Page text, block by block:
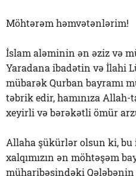
Möhtərəm həmvətənlərim!
İslam aləminin ən əziz və
Yaradana ibadətin və İlahi
mübarək Qurban bayramı
təbrik edir, hamınıza
xeyirli və bərəkətli ömür
Allaha şükürlər olsun ki, bu
xalqımızın ən möhtəşəm
müharibəsindəki